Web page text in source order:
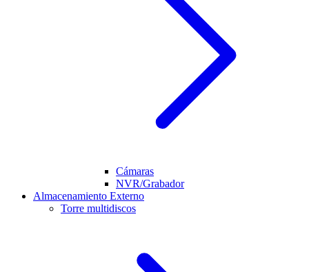
Cámaras
NVR/Grabador
Almacenamiento Externo
Torre multidiscos